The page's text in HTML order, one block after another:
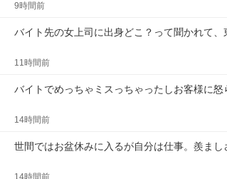
9時間前
バイト先の女上司に出身どこ？って聞かれて
11時間前
バイトでめっちゃミスっちゃったしお客様に
14時間前
世間ではお盆休みに入るが自分は仕事。羨まし
14時間前